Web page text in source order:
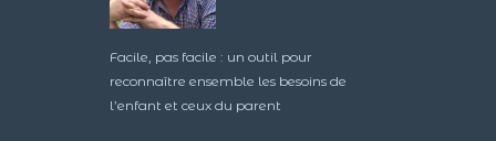
Facile, pas facile : un outil pour
reconnaître ensemble les besoins de
l’enfant et ceux du parent